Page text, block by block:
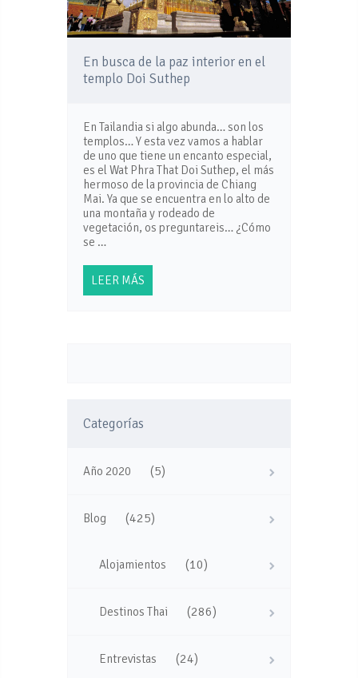
En busca de la paz interior en el
templo Doi Suthep
En Tailandia si algo abunda… son los
templos… Y esta vez vamos a hablar
de uno que tiene un encanto especial,
es el Wat Phra That Doi Suthep, el más
hermoso de la provincia de Chiang
Mai. Ya que se encuentra en lo alto de
una montaña y rodeado de
vegetación, os preguntareis… ¿Cómo
se …
LEER MÁS
Categorías
Año 2020 (5)
Blog (425)
Alojamientos (10)
Destinos Thai (286)
Entrevistas (24)